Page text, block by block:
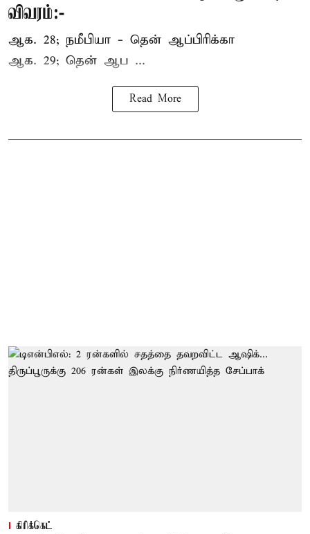
விவரம்:-
ஆக. 28; நமீபியா - தென் ஆப்பிரிக்கா
ஆக. 29; தென் ஆப ...
Read More
கிரிக்கெட்